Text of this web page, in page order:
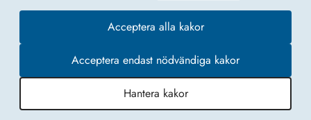
Acceptera alla kakor
Acceptera endast nödvändiga kakor
Hantera kakor